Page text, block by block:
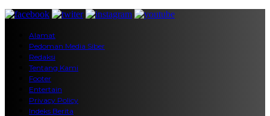
Alamat
Pedoman Media Siber
Redaksi
Tentang Kami
Footer
Entertain
Privacy Policy
Indeks Berita